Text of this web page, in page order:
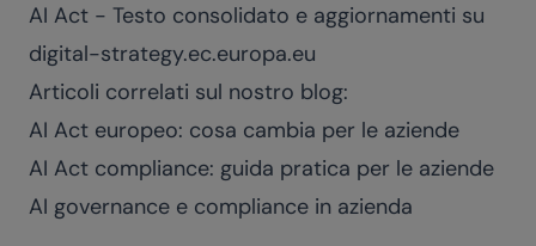
AI Act - Testo consolidato e aggiornamenti su
digital-strategy.ec.europa.eu
Articoli correlati sul nostro blog:
AI Act europeo: cosa cambia per le aziende
AI Act compliance: guida pratica per le aziende
AI governance e compliance in azienda